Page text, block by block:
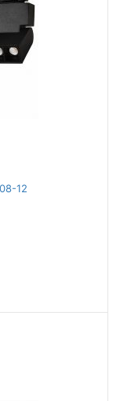
12